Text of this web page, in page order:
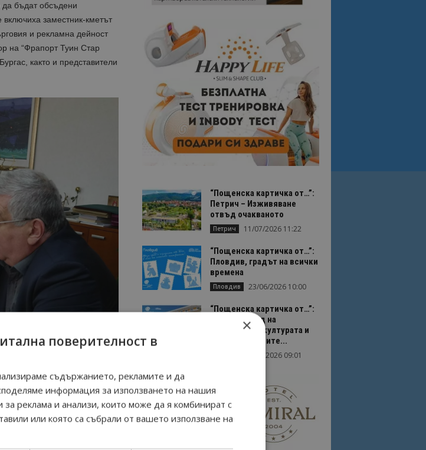
бъдат обсъдени
заместник-кметът
и рекламна дейност
нa “Фpaпopт Tyин Cтap
както и представители
сериозен
от подкрепа. За да
да се създаде
“Пощенска картичка от…”:
Петрич – Изживяване
отвъд очакваното
Петрич 11/07/2026 11:22
“Пощенска картичка от…”:
Пловдив, градът на всички
времена
Пловдив 23/06/2026 10:00
“Пощенска картичка от…”:
Перник – град на
традициите, културата и
вдъхновяващите...
17/06/2026 09:01
×
поверителност в
съдържанието, рекламите и да
информация за използването на нашия
реклама и анализи, които може да я комбинират с
или която са събрали от вашето използване на